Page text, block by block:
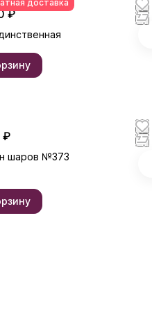
доставка
₽
₽
шаров №373